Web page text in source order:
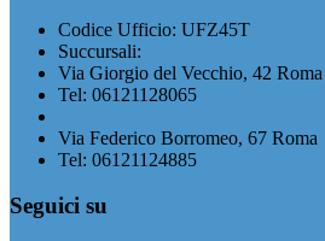
Codice Ufficio: UFZ45T
Succursali:
Via Giorgio del Vecchio, 42 Roma
Tel: 06121128065
Via Federico Borromeo, 67 Roma
Tel: 06121124885
Seguici su